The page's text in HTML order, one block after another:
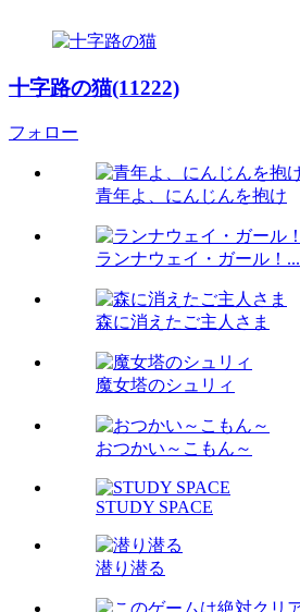
十字路の猫(11222)
フォロー
青年よ、にんじんを抱け
ランナウェイ・ガール！...
森に消えたご主人さま
魔女塔のシュリィ
おつかい～こもん～
STUDY SPACE
潜り潜る